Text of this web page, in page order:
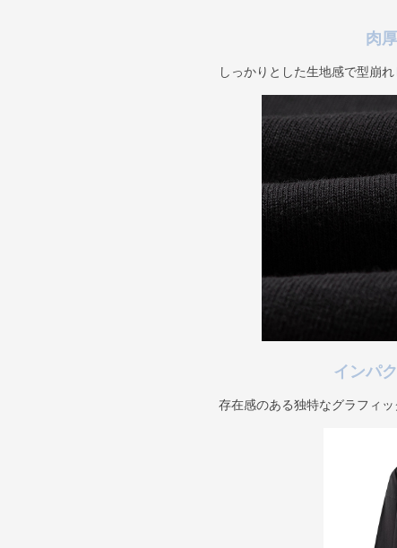
肉
しっかりとした生地感で型崩
インパ
存在感のある独特なグラフィ